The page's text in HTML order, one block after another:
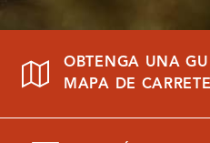
OBTENGA UNA
MAPA DE